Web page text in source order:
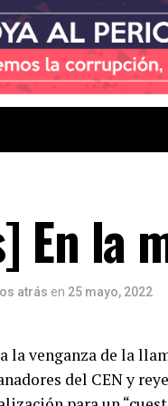
En la
atrás en 25 mayo, 2022
la venganza de la
del CEN y